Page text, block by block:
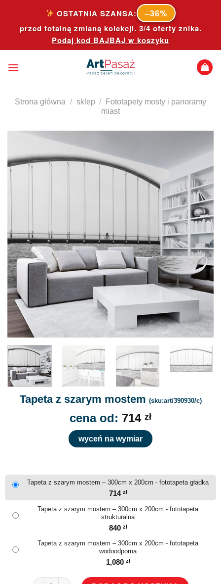
content
OSTATNIA SZANSA: –36%
przed totalną zmianą kolekcji. 3/4 oferty znika.
Podaj kod BAJBAJ w koszyku
Strona główna / sklep /
Fototapety mosty i panoramy
miast
Tapeta z szarym mostem (sku:art/390930/c)
cena od: 714 zł
wyceń na wymiar
Tapeta z szarym mostem – 300cm x 200cm - fototapeta gładka
714 zł
Tapeta z szarym mostem – 300cm x 200cm - fototapeta
strukturalna
840 zł
Tapeta z szarym mostem – 300cm x 200cm - fototapeta
wodoodporna
1,080 zł
ilość Tapeta z szarym mostem